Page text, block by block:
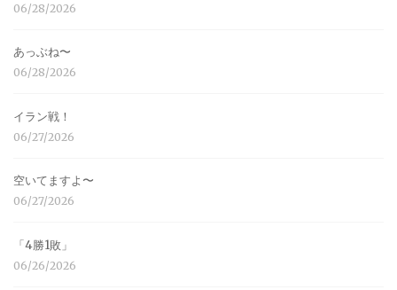
06/28/2026
あっぶね〜
06/28/2026
イラン戦！
06/27/2026
空いてますよ〜
06/27/2026
「4勝1敗」
06/26/2026